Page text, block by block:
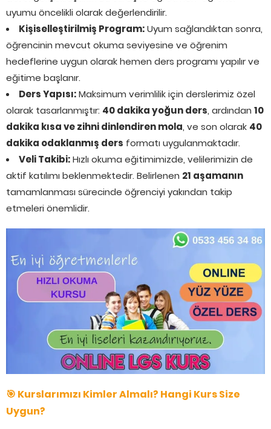
uyumu öncelikli olarak değerlendirilir.
Kişiselleştirilmiş Program:Uyum sağlandıktan sonra,
öğrencinin mevcut okuma seviyesine ve öğrenim
hedeflerine uygun olarak hemen ders programı yapılır ve
eğitime başlanır.
Ders Yapısı:Maksimum verimlilik için derslerimiz özel
olarak tasarlanmıştır: 40 dakika yoğun ders, ardından 10
dakika kısa ve zihni dinlendiren mola, ve son olarak 40
dakika odaklanmış ders formatı uygulanmaktadır.
Veli Takibi:Hızlı okuma eğitimimizde, velilerimizin de
aktif katılımı beklenmektedir. Belirlenen 21 aşamanın
tamamlanması sürecinde öğrenciyi yakından takip
etmeleri önemlidir.
🎯 Kurslarımızı Kimler Almalı? Hangi Kurs Size
Uygun?